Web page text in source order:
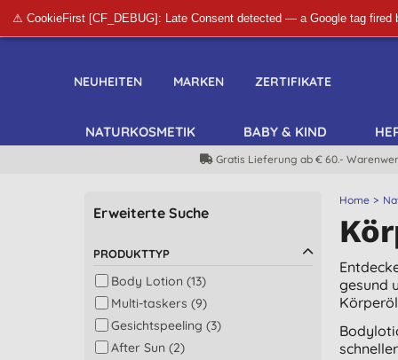
⚠ CookieFirst [CF_DEBUG]: Late Consent detected — a Google tag fired
NEUHEITEN MARKEN ZERTIFIKATE
NATURKOSMETIK BABY & KIND
Gratis Lieferung ab € 60.-
Home
gesund
Erweiterte Suche
PRODUKTTYP
Body Lotion (13)
Multi-taskers (9)
Gesichtspeeling (3)
After Sun (2)